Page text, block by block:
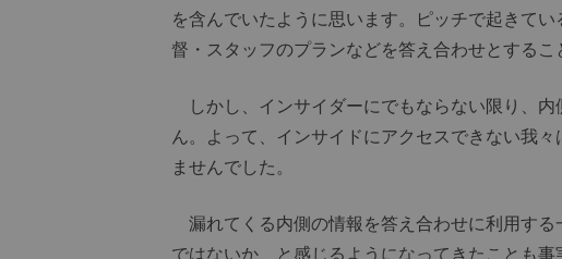
を含んでいたように思います。ピッチで起きて
督・スタッフのプランなどを答え合わせとするこ
しかし、インサイダーにでもならない限り、
ん。よって、インサイドにアクセスできない我
ませんでした。
漏れてくる内側の情報を答え合わせに利用す
ではないか、と感じるようになってきたことも